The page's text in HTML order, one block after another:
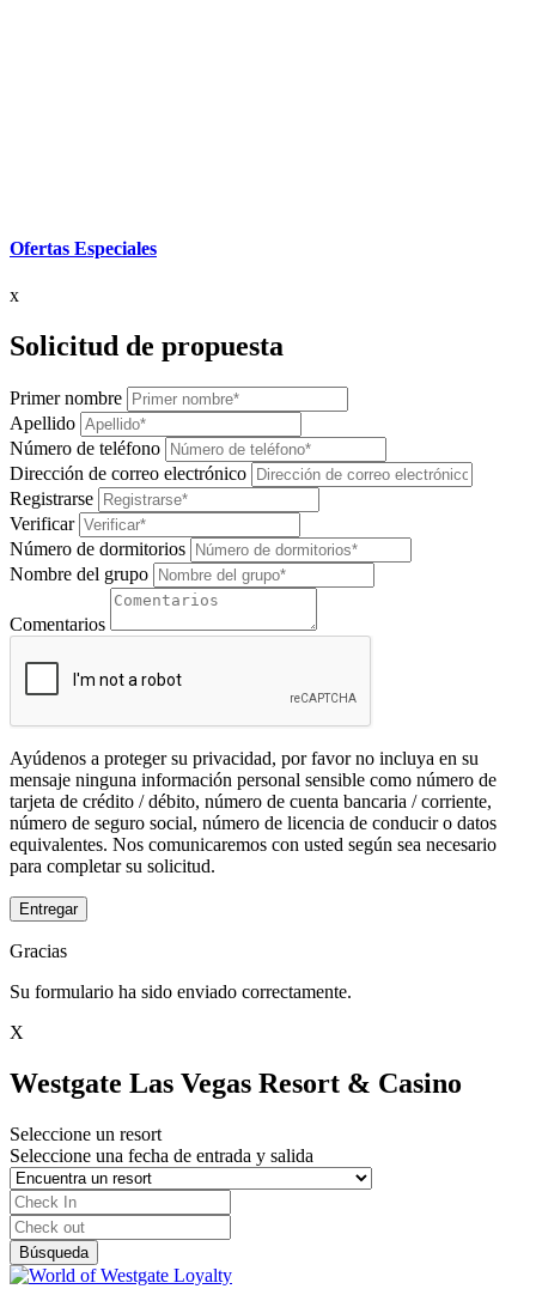
Ofertas Especiales
x
Solicitud de propuesta
Primer nombre
Apellido
Número de teléfono
Dirección de correo electrónico
Registrarse
Verificar
Número de dormitorios
Nombre del grupo
Comentarios
Ayúdenos a proteger su privacidad, por favor no incluya en su
mensaje ninguna información personal sensible como número de
tarjeta de crédito / débito, número de cuenta bancaria / corriente,
número de seguro social, número de licencia de conducir o datos
equivalentes. Nos comunicaremos con usted según sea necesario
para completar su solicitud.
Entregar
Gracias
Su formulario ha sido enviado correctamente.
X
Westgate Las Vegas Resort & Casino
Seleccione un resort
Seleccione una fecha de entrada y salida